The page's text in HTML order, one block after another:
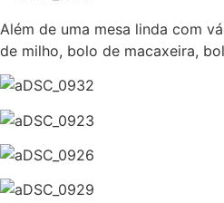
Além de uma mesa linda com
de milho, bolo de macaxeira,